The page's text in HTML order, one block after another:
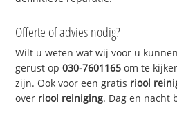
Offerte of advies nodig?
Wilt u weten wat wij voor u
gerust op030-7601165 om te
zijn. Ook voor een gratis riool
over riool reiniging. Dag en nacht